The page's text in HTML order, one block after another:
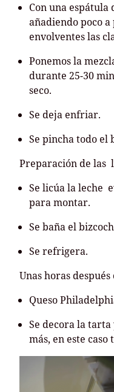
Con una espátula
añadiendo poco
envolventes las
Ponemos la
durante 25-30
seco.
Se deja enfriar.
Se pincha todo el
Preparación de las
Se licúa la leche
para montar.
Se baña el
Se refrigera.
Unas horas
Queso
Se decora la
más, en este caso